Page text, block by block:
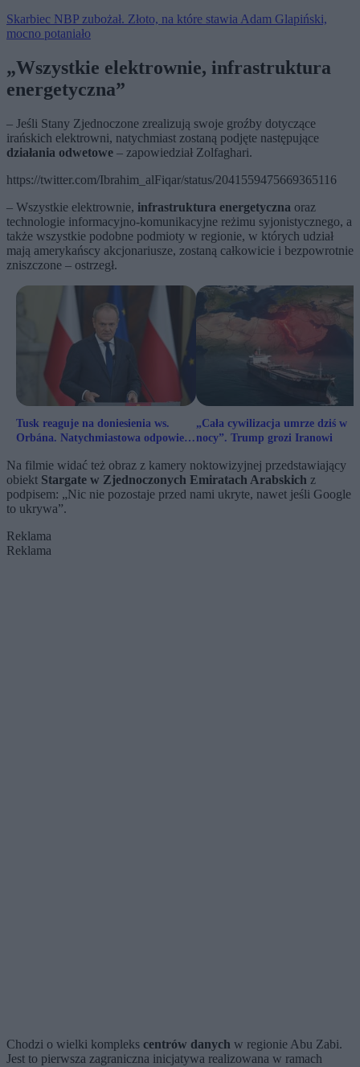
Skarbiec NBP zubożał. Złoto, na które stawia Adam Glapiński,
mocno potaniało
„Wszystkie elektrownie, infrastruktura
energetyczna”
– Jeśli Stany Zjednoczone zrealizują swoje groźby dotyczące
irańskich elektrowni, natychmiast zostaną podjęte następujące
działania odwetowe – zapowiedział Zolfaghari.
https://twitter.com/Ibrahim_alFiqar/status/2041559475669365116
– Wszystkie elektrownie, infrastruktura energetyczna oraz
technologie informacyjno‑komunikacyjne reżimu syjonistycznego, a
także wszystkie podobne podmioty w regionie, w których udział
mają amerykańscy akcjonariusze, zostaną całkowicie i bezpowrotnie
zniszczone – ostrzegł.
Tusk reaguje na doniesienia ws.
Orbána. Natychmiastowa odpowiedź
„Cała cywilizacja umrze dziś w
nocy”. Trump grozi Iranowi
Na filmie widać też obraz z kamery noktowizyjnej przedstawiający
obiekt Stargate w Zjednoczonych Emiratach Arabskich z
podpisem: „Nic nie pozostaje przed nami ukryte, nawet jeśli Google
to ukrywa”.
Reklama
Reklama
Chodzi o wielki kompleks centrów danych w regionie Abu Zabi.
Jest to pierwsza zagraniczna inicjatywa realizowana w ramach